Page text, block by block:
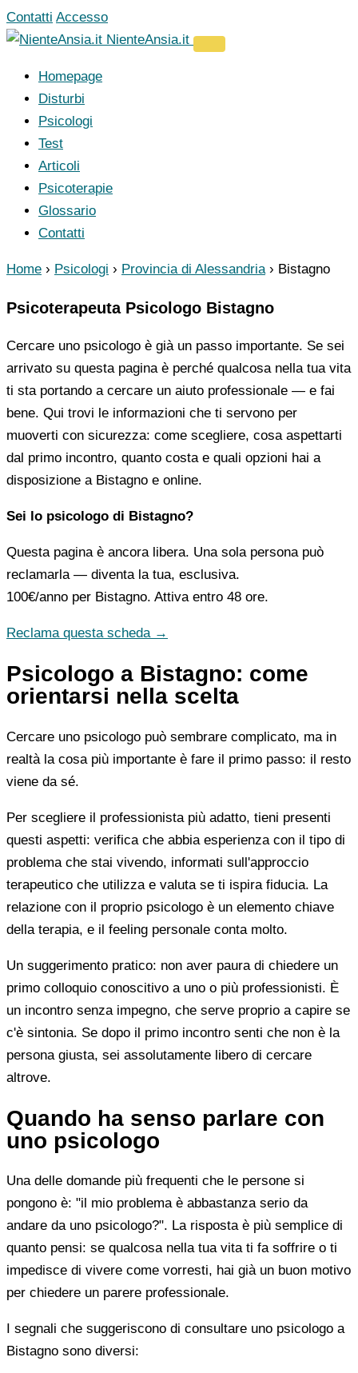
Vai
al
Contatti Accesso
NienteAnsia.it
Homepage
Disturbi
Psicologi
Test
Articoli
Psicoterapie
Glossario
Contatti
Home › Psicologi › Provincia di Alessandria › Bistagno
Psicoterapeuta Psicologo Bistagno
Cercare uno psicologo è già un passo importante. Se sei
arrivato su questa pagina è perché qualcosa nella tua vita
ti sta portando a cercare un aiuto professionale — e fai
bene. Qui trovi le informazioni che ti servono per
muoverti con sicurezza: come scegliere, cosa aspettarti
dal primo incontro, quanto costa e quali opzioni hai a
disposizione a Bistagno e online.
Sei lo psicologo di Bistagno?
Questa pagina è ancora libera. Una sola persona può
reclamarla — diventa la tua, esclusiva.
100€/anno per Bistagno. Attiva entro 48 ore.
Reclama questa scheda →
Psicologo a Bistagno: come
orientarsi nella scelta
Cercare uno psicologo può sembrare complicato, ma in
realtà la cosa più importante è fare il primo passo: il resto
viene da sé.
Per scegliere il professionista più adatto, tieni presenti
questi aspetti: verifica che abbia esperienza con il tipo di
problema che stai vivendo, informati sull'approccio
terapeutico che utilizza e valuta se ti ispira fiducia. La
relazione con il proprio psicologo è un elemento chiave
della terapia, e il feeling personale conta molto.
Un suggerimento pratico: non aver paura di chiedere un
primo colloquio conoscitivo a uno o più professionisti. È
un incontro senza impegno, che serve proprio a capire se
c'è sintonia. Se dopo il primo incontro senti che non è la
persona giusta, sei assolutamente libero di cercare
altrove.
Quando ha senso parlare con
uno psicologo
Una delle domande più frequenti che le persone si
pongono è: "il mio problema è abbastanza serio da
andare da uno psicologo?". La risposta è più semplice di
quanto pensi: se qualcosa nella tua vita ti fa soffrire o ti
impedisce di vivere come vorresti, hai già un buon motivo
per chiedere un parere professionale.
I segnali che suggeriscono di consultare uno psicologo a
Bistagno sono diversi: